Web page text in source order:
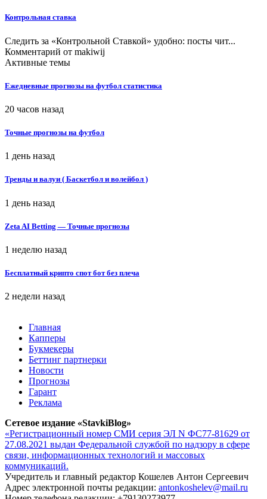
Контрольная ставка
Следить за «Контрольной Ставкой» удобно: посты чит...
Комментарий от makiwij
Активные темы
Ежедневные прогнозы на футбол статистика
20 часов назад
Точные прогнозы на футбол
1 день назад
Тренды и валуи ( Баскетбол и волейбол )
1 день назад
Zeta AI Betting — Точные прогнозы
1 неделю назад
Бесплатный крипто спот бот без плеча
2 недели назад
Главная
Капперы
Букмекеры
Беттинг партнерки
Новости
Прогнозы
Гарант
Реклама
Сетевое издание «StavkiBlog»
«Регистрационный номер СМИ серия ЭЛ N ФС77-81629 от
27.08.2021 выдан Федеральной службой по надзору в сфере
связи, информационных технологий и массовых
коммуникаций.
Учредитель и главный редактор Кошелев Антон Сергеевич
Адрес электронной почты редакции: antonkoshelev@mail.ru